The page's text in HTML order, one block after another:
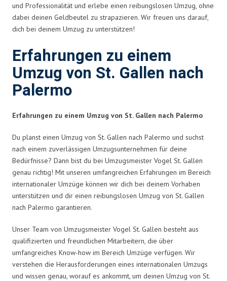
und Professionalität und erlebe einen reibungslosen Umzug, ohne
dabei deinen Geldbeutel zu strapazieren. Wir freuen uns darauf,
dich bei deinem Umzug zu unterstützen!
Erfahrungen zu einem
Umzug von St. Gallen nach
Palermo
Erfahrungen zu einem Umzug von St. Gallen nach Palermo
Du planst einen Umzug von St. Gallen nach Palermo und suchst
nach einem zuverlässigen Umzugsunternehmen für deine
Bedürfnisse? Dann bist du bei Umzugsmeister Vogel St. Gallen
genau richtig! Mit unseren umfangreichen Erfahrungen im Bereich
internationaler Umzüge können wir dich bei deinem Vorhaben
unterstützen und dir einen reibungslosen Umzug von St. Gallen
nach Palermo garantieren.
Unser Team von Umzugsmeister Vogel St. Gallen besteht aus
qualifizierten und freundlichen Mitarbeitern, die über
umfangreiches Know-how im Bereich Umzüge verfügen. Wir
verstehen die Herausforderungen eines internationalen Umzugs
und wissen genau, worauf es ankommt, um deinen Umzug von St.